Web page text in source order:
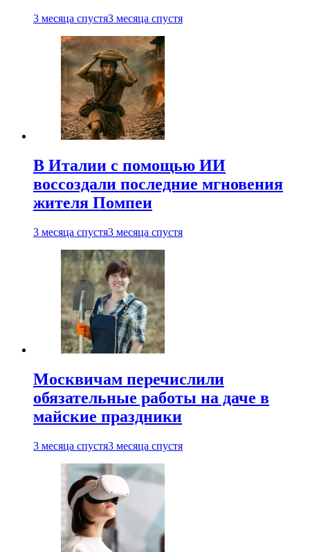
3 месяца спустя3 месяца спустя
В Италии с помощью ИИ
воссоздали последние мгновения
жителя Помпеи
3 месяца спустя3 месяца спустя
Москвичам перечислили
обязательные работы на даче в
майские праздники
3 месяца спустя3 месяца спустя